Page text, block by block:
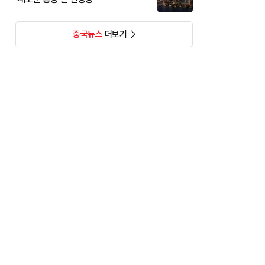
중국뉴스더보기